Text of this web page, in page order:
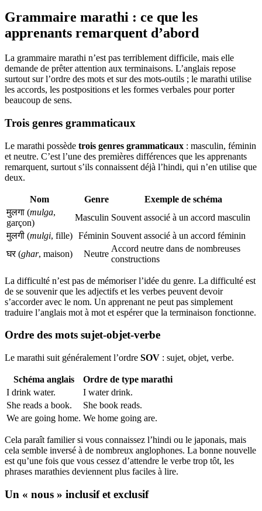
Grammaire marathi : ce que les
apprenants remarquent d’abord
La grammaire marathi n’est pas terriblement difficile, mais elle
demande de prêter attention aux terminaisons. L’anglais repose
surtout sur l’ordre des mots et sur des mots-outils ; le marathi utilise
les accords, les postpositions et les formes verbales pour porter
beaucoup de sens.
Trois genres grammaticaux
Le marathi possède trois genres grammaticaux : masculin, féminin
et neutre. C’est l’une des premières différences que les apprenants
remarquent, surtout s’ils connaissent déjà l’hindi, qui n’en utilise que
deux.
Nom Genre
Exemple de schéma
मुलगा (mulga,
garçon)
Masculin Souvent associé à un accord masculin
मुलगी (mulgi, fille) Féminin Souvent associé à un accord féminin
घर (ghar, maison) Neutre
Accord neutre dans de nombreuses
constructions
La difficulté n’est pas de mémoriser l’idée du genre. La difficulté est
de se souvenir que les adjectifs et les verbes peuvent devoir
s’accorder avec le nom. Un apprenant ne peut pas simplement
traduire l’anglais mot à mot et espérer que la terminaison fonctionne.
Ordre des mots sujet-objet-verbe
Le marathi suit généralement l’ordre SOV : sujet, objet, verbe.
Schéma anglais
Ordre de type marathi
I drink water.
I water drink.
She reads a book.
She book reads.
We are going home. We home going are.
Cela paraît familier si vous connaissez l’hindi ou le japonais, mais
cela semble inversé à de nombreux anglophones. La bonne nouvelle
est qu’une fois que vous cessez d’attendre le verbe trop tôt, les
phrases marathies deviennent plus faciles à lire.
Un « nous » inclusif et exclusif